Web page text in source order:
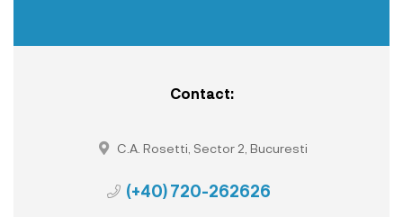
Contact:
C.A. Rosetti, Sector 2, Bucuresti
(+40) 720-262626